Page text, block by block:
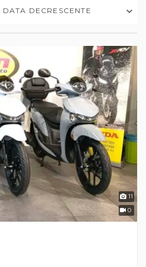
DATA DECRESCENTE
11
0